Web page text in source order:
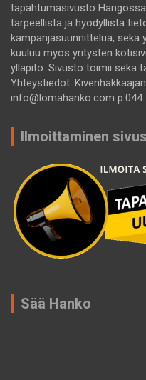
tapahtumasivusto
tarpeellista ja hyödyllistä
kampanjasuunnittelua, sekä
kuuluu myös yritysten
ylläpito. Sivusto toimii sekä
Yhteystiedot:
info@lomahanko.com p.044
Ilmoittaminen
Sää Hanko